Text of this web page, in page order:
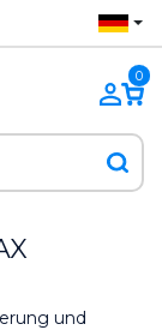
0
und